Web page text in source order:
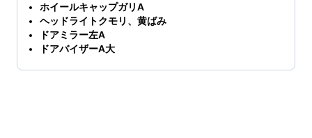
ホイールキャップガリA
ヘッドライトクモリ、黄ばみ
ドアミラー左A
ドアバイザーA大